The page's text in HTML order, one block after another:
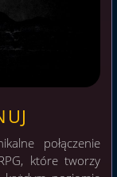
połączenie
które tworzy